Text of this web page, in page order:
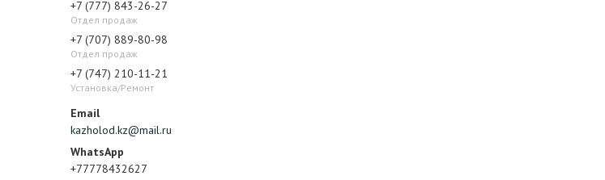
+7 (777) 843-26-27
Отдел продаж
+7 (707) 889-80-98
Отдел продаж
+7 (747) 210-11-21
Установка/Ремонт
kazholod.kz@mail.ru
+77778432627